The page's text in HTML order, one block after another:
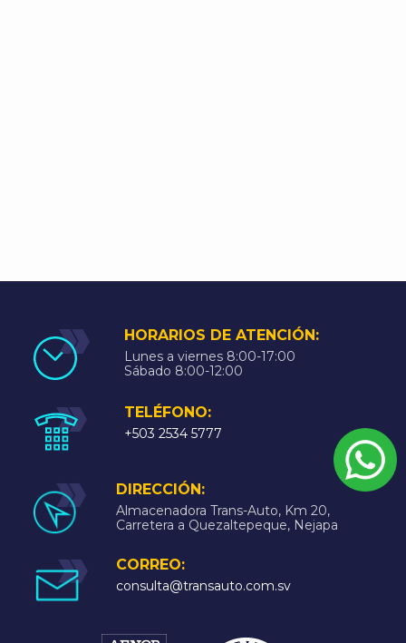
HORARIOS DE ATENCIÓN:
Lunes a viernes 8:00-17:00
Sábado 8:00-12:00
TELÉFONO:
+503 2534 5777
DIRECCIÓN:
Almacenadora Trans-Auto, Km 20,
Carretera a Quezaltepeque, Nejapa
CORREO:
consulta@transauto.com.sv